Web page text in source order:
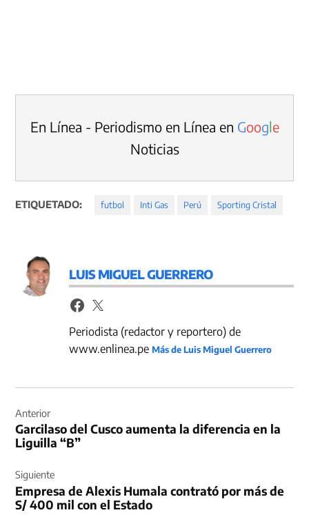
En Línea - Periodismo en Línea en Google
Noticias
ETIQUETADO: futbol Inti Gas Perú Sporting Cristal
LUIS MIGUEL GUERRERO
Periodista (redactor y reportero) de
www.enlinea.peMás de Luis Miguel Guerrero
de
entradas
Anterior
Garcilaso del Cusco aumenta la diferencia en la
Liguilla “B”
Siguiente
Empresa de Alexis Humala contrató por más de
S/ 400 mil con el Estado